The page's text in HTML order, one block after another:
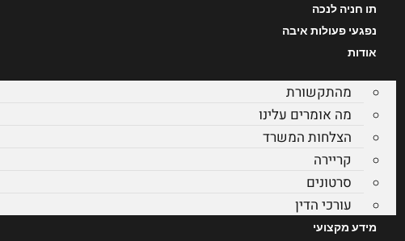
תו חניה לנכה
נפגעי פעולות איבה
אודות
מהתקשורת
מה אומרים עלינו
הצלחות המשרד
קריירה
סרטונים
עורכי הדין
מידע מקצועי